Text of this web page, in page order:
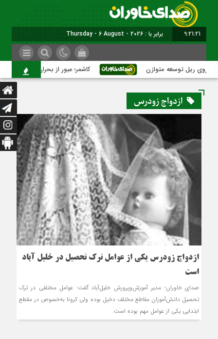
9:21:21 برابر با : Thursday - 6 August - 2026
روی ریل توسعه متوازن کاشمر؛ عبور از بحران‌های شهری با
ازدواج زودرس
ازدواج زودرس یکی از عوامل ترک تحصیل در خلیل آباد
است
صدای خاوران- مدیر آموزش‌وپرورش خلیل‌آباد گفت: عوامل مختلفی در ترک
تحصیل دانش‌آموزان مقاطع مختلف دخیل بوده ولی کرونا به‌خصوص در مقطع
ابتدایی یکی از عوامل مهم بوده است.